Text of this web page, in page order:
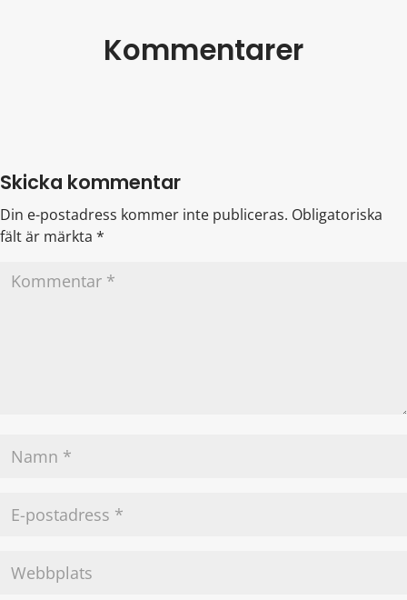
Kommentarer
Skicka kommentar
Din e-postadress kommer inte publiceras. Obligatoriska
fält är märkta *